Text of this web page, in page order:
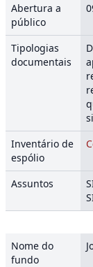
Abertura a
público
Tipologias
documentais
Inventário de
espólio
Assuntos
Nome do
fundo